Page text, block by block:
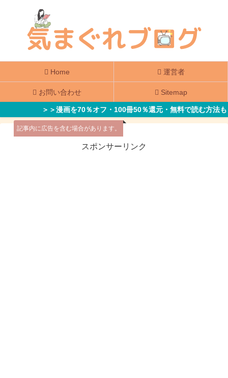
Home 運営者
お問い合わせ Sitemap
＞＞漫画を70％オフ・100冊50％還元・無料で読む方法も
記事内に広告を含む場合があります。
スポンサーリンク